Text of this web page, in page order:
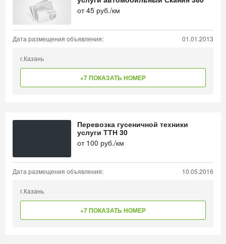
от45 руб./км
Дата размещения объявления: 01.01.2013
г.Казань
+7 ПОКАЗАТЬ НОМЕР
Перевозка гусеничной техники
услуги ТТН 30
от 100 руб./км
Дата размещения объявления: 10.05.2016
г.Казань
+7 ПОКАЗАТЬ НОМЕР